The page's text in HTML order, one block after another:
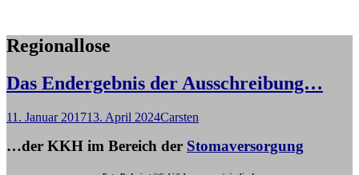
Regionallose
Das Endergebnis der Ausschreibung…
11. Januar 201713. April 2024Carsten
…der KKH im Bereich der Stomaversorgung